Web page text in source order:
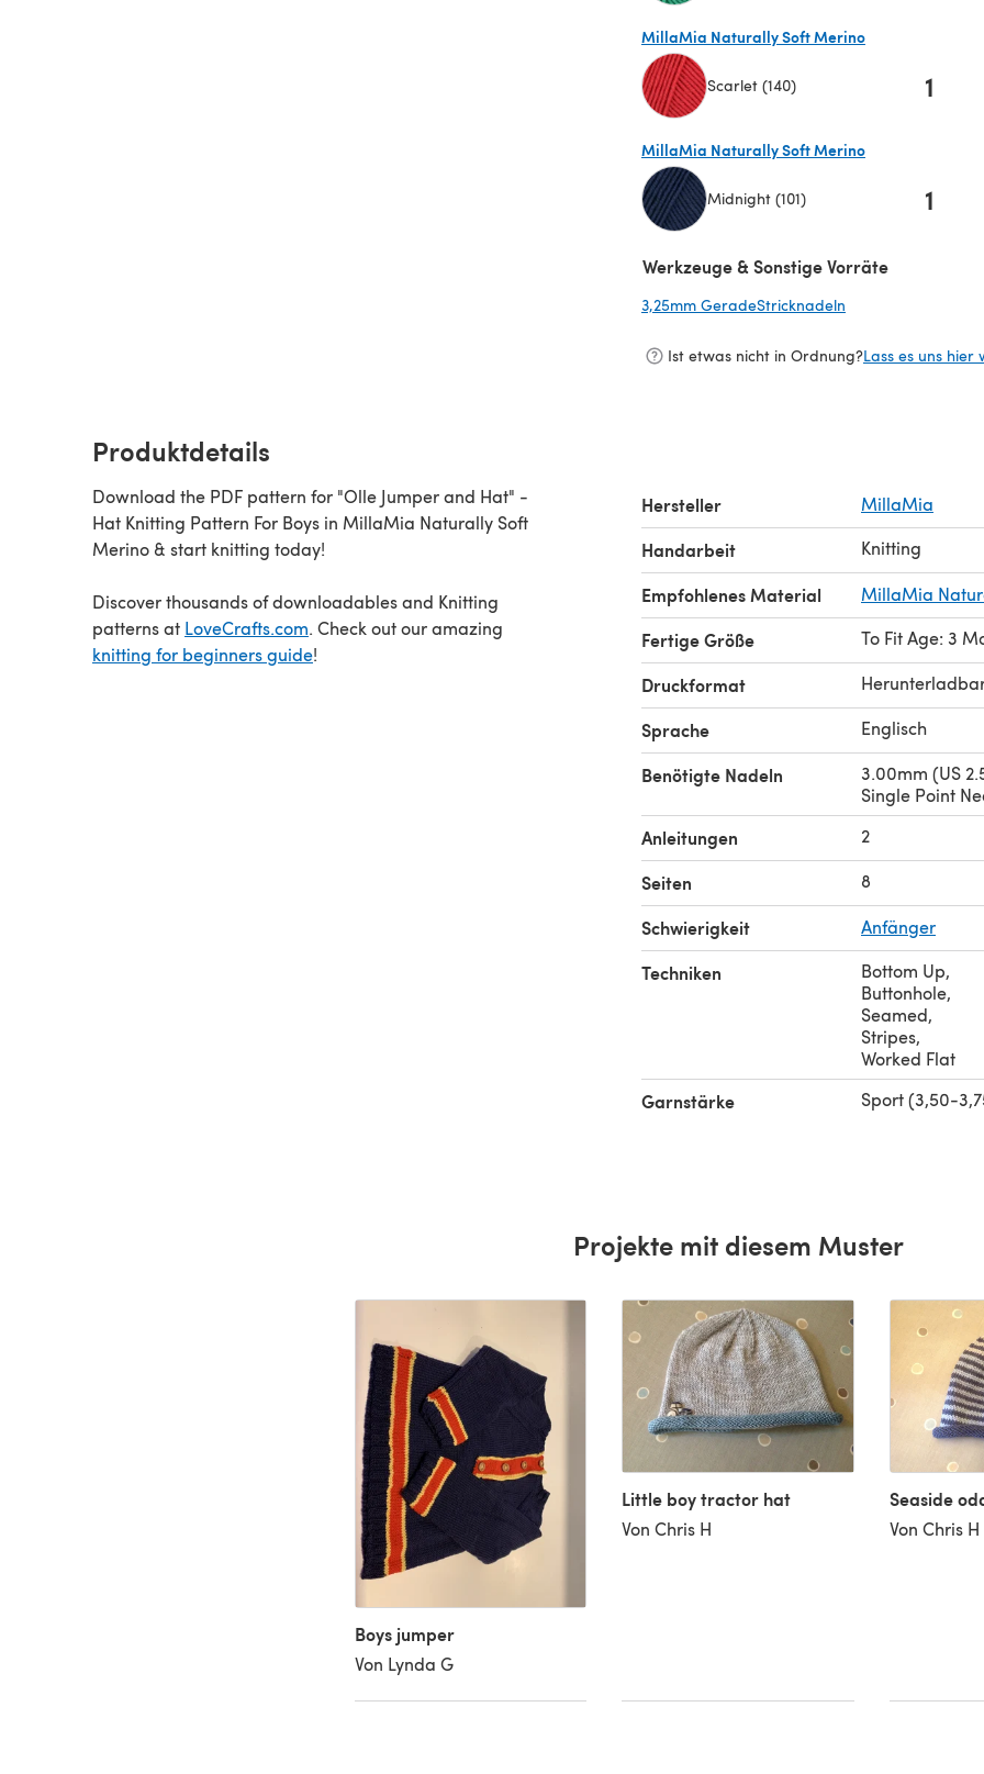
MillaMia Naturally Soft Merino
Scarlet (140) 1
MillaMia Naturally Soft Merino
Midnight (101) 1
Werkzeuge & Sonstige Vorräte
3,25mm GeradeStricknadeln
Ist etwas nicht in Ordnung?Lass es uns hier
Produktdetails
Download the PDF pattern for "Olle Jumper and Hat" -
Hat Knitting Pattern For Boys in MillaMia Naturally Soft
Merino & start knitting today!
Discover thousands of downloadables and Knitting
patterns at LoveCrafts.com. Check out our amazing
knitting for beginners guide!
Hersteller MillaMia
Handarbeit Knitting
Empfohlenes Material MillaMia
Fertige Größe To Fit Age: 3
Druckformat
Sprache Englisch
Benötigte Nadeln
3.00mm (US
Single Point
Anleitungen 2
Seiten 8
Schwierigkeit Anfänger
Techniken Bottom Up,
Buttonhole,
Seamed,
Stripes,
Worked Flat
Garnstärke Sport (3,50-
Projekte mit diesem Muster
Boys jumper
Von Lynda G
Little boy tractor hat
Von Chris H
Seaside
Von Chris H